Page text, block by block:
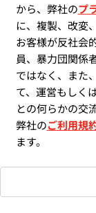
から、弊社のプ
に、複製、改変
お客様が反社会
員、暴力団関係
ではなく、また
て、運営もしく
との何らかの交
弊社のご利用規
ます。